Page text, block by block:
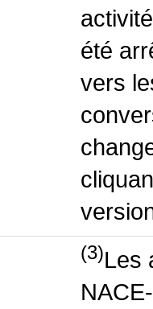
été
vers
(3)Les